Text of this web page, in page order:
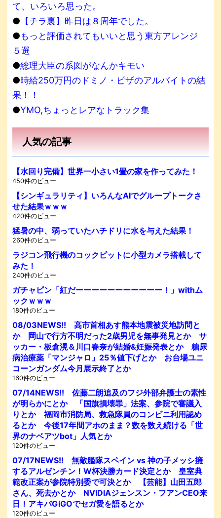
て、いろいろ思った。
● 【チラ裏】昨日は８周年でした。
●もっと評価されてもいいと思う東方アレンジ
５選
●総理大臣の系図がなんかキモい
●時給250万円のドミノ・ピザのアルバイトの結
果！！
●YMO,ちょっとレアなトラック集
人気の記事
【水回り完備】世界一小さい1畳の家を作ってみた！
450件のビュー
【シンギュラリティ】いろんなAIでグループトークさ
せた結果ｗｗｗ
420件のビュー
猛暑の中、弱っていたハチドリに水を与えた結果！
260件のビュー
ラジコン飛行機のコックピットに小型カメラ搭載して
みた！
240件のビュー
ガチャピン「紅だーーーーーーーーーーー！」withム
ックｗｗｗ
180件のビュー
08/03NEWS!! 高市首相あす熊本地震被災地訪問と
か 岡山で行方不明だった2歳男児を無事発見とか サ
ッカー・板倉滉＆川口春奈が結婚&妊娠発表とか 糖尿
病治療薬「マンジャロ」25％値下げとか お台場ユニ
コーンガンダム今月展示終了とか
160件のビュー
07/14NEWS!! 佐藤二朗追及のフジ外部弁護士の素性
が明らかにとか 「国旗損壊罪」法案、参院で審議入
りとか 福岡市消防局、救急隊員のコンビニ利用認め
るとか 今後17年間アホのまま？数を数え続ける「世
界のナベアツbot」人気とか
120件のビュー
07/17NEWS!! 無敵艦隊スペイン vs 神の子メッシ擁
するアルゼンチン！W杯決勝カード決定とか 皇室典
範改正案が参院特別委で可決とか 【芸能】山田五郎
さん、死去かとか NVIDIAジェンスン・フアンCEO来
日！アキバGiGOでセガ愛を語るとか
120件のビュー